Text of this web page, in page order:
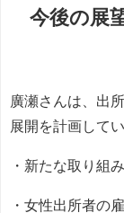
今後の展
廣瀬さんは、出
展開を計画してい
・新たな取り組
・女性出所者の